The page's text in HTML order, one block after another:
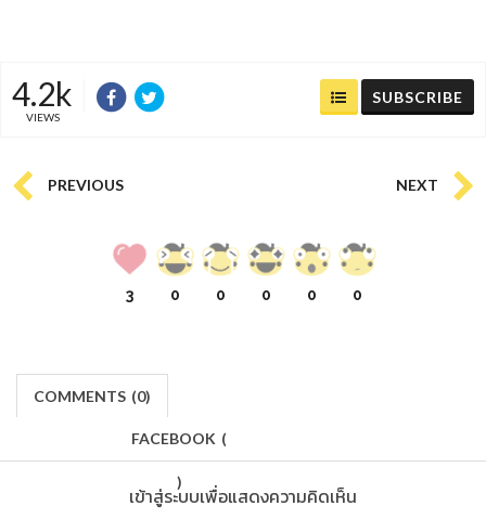
4.2k
VIEWS
SUBSCRIBE
PREVIOUS NEXT
3 0 0 0 0 0
COMMENTS (0)
FACEBOOK (
)
เข้าสู่ระบบเพื่อแสดงความคิดเห็น